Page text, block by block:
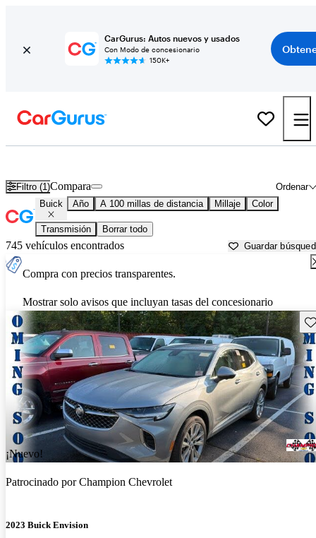
CarGurus: Autos nuevos y usados
Con Modo de concesionario
150K+
Filtro (1) Ordenar
Compara
Buick Año A 100 millas de distancia Millaje Color
Transmisión Borrar todo
745 vehículos encontrados Guardar
Compra con precios transparentes.
Mostrar solo avisos que incluyan tasas del concesionario
¡Nuevo!
Patrocinado porChampion Chevrolet
2023 Buick Envision